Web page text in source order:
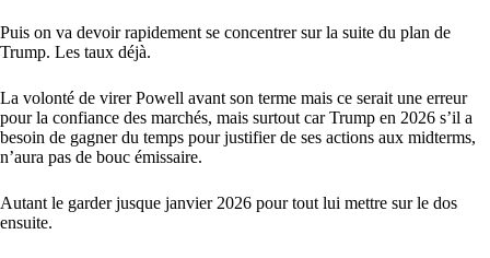
Puis on va devoir rapidement se concentrer sur la suite du plan de
Trump. Les taux déjà.
La volonté de virer Powell avant son terme mais ce serait une erreur
pour la confiance des marchés, mais surtout car Trump en 2026 s’il a
besoin de gagner du temps pour justifier de ses actions aux midterms,
n’aura pas de bouc émissaire.
Autant le garder jusque janvier 2026 pour tout lui mettre sur le dos
ensuite.